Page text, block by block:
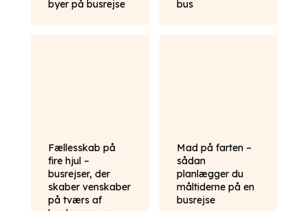
byer på busrejse
bus
Fællesskab på
fire hjul –
busrejser, der
skaber venskaber
på tværs af
Mad på farten –
sådan
planlægger du
måltiderne på en
busrejse